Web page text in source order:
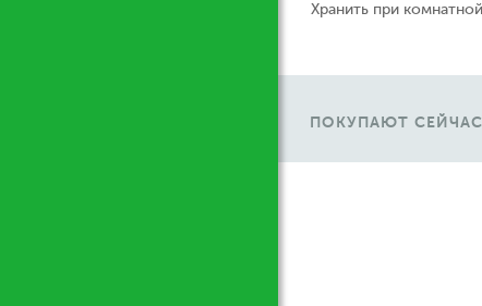
Хранить при
ПОКУПАЮТ СЕЙЧАС